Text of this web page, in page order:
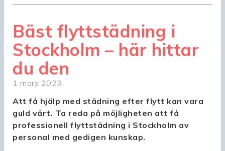
Bäst flyttstädning i
Stockholm – här hittar
du den
1 mars 2023
Att få hjälp med städning efter flytt kan vara
guld värt. Ta reda på möjligheten att få
professionell flyttstädning i Stockholm av
personal med gedigen kunskap.